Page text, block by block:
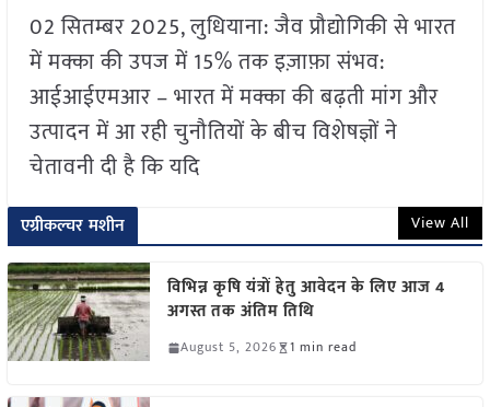
02 सितम्बर 2025, लुधियाना: जैव प्रौद्योगिकी से भारत
में मक्का की उपज में 15% तक इज़ाफ़ा संभव:
आईआईएमआर – भारत में मक्का की बढ़ती मांग और
उत्पादन में आ रही चुनौतियों के बीच विशेषज्ञों ने
चेतावनी दी है कि यदि
एग्रीकल्चर मशीन View All
विभिन्न कृषि यंत्रों हेतु आवेदन के लिए आज 4
अगस्त तक अंतिम तिथि
August 5, 2026 1 min read